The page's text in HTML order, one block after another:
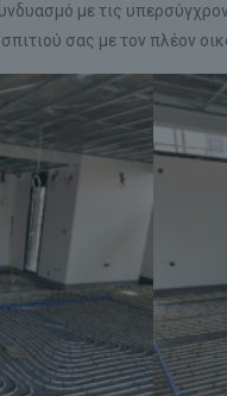
με τις
σας με τον πλέον